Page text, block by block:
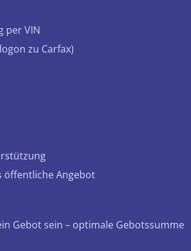
per VIN
zu Carfax)
öffentliche Angebot
Gebot sein – optimale Gebotssumme